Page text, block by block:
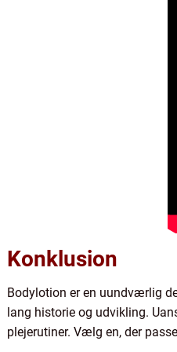
Konklusion
Bodylotion er en uundværlig
lang historie og udvikling.
plejerutiner. Vælg en, der